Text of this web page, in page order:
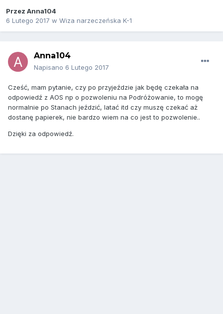
Przez Anna104
6 Lutego 2017 w Wiza narzeczeńska K-1
Anna104
Napisano 6 Lutego 2017
Cześć, mam pytanie, czy po przyjeździe jak będę czekała na
odpowiedź z AOS np o pozwoleniu na Podróżowanie, to mogę
normalnie po Stanach jeździć, latać itd czy muszę czekać aż
dostanę papierek, nie bardzo wiem na co jest to pozwolenie..
Dzięki za odpowiedź.